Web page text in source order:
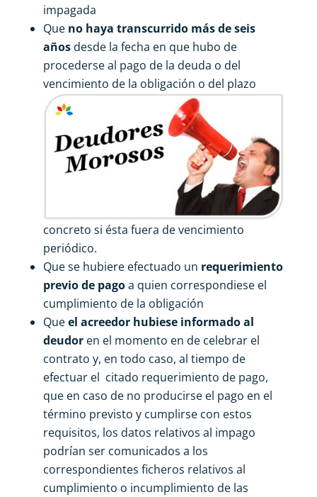
impagada
Que no haya transcurrido más de seis
añosdesde la fecha en que hubo de
procederse al pago de la deuda o del
vencimiento de la obligación o del plazo
concreto si ésta fuera de vencimiento
periódico.
Que se hubiere efectuado un requerimiento
previo de pagoa quien correspondiese el
cumplimiento de la obligación
Queel acreedor hubiese informado al
deudor en el momento en de celebrar el
contrato y, en todo caso, al tiempo de
efectuar el citado requerimiento de pago,
que en caso de no producirse el pago en el
término previsto y cumplirse con estos
requisitos, los datos relativos al impago
podrían ser comunicados a los
correspondientes ficheros relativos al
cumplimiento o incumplimiento de las